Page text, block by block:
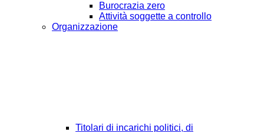
Burocrazia zero
Attività soggette a controllo
Organizzazione
Titolari di incarichi politici, di